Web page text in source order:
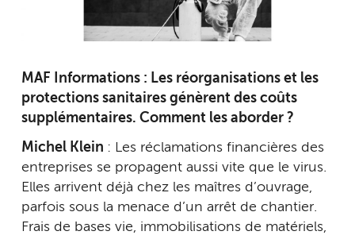
MAF Informations : Les réorganisations et les
protections sanitaires génèrent des coûts
supplémentaires. Comment les aborder ?
Michel Klein : Les réclamations financières des
entreprises se propagent aussi vite que le virus.
Elles arrivent déjà chez les maîtres d’ouvrage,
parfois sous la menace d’un arrêt de chantier.
Frais de bases vie, immobilisations de matériels,